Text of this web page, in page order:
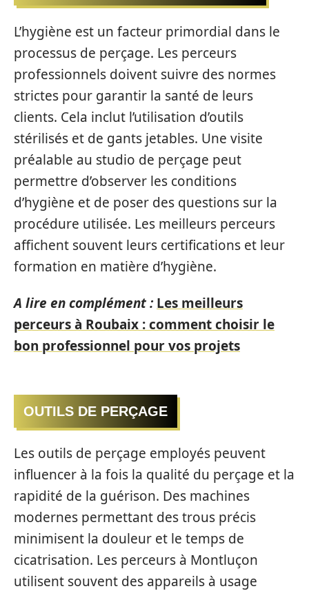
L’hygiène est un facteur primordial dans le
processus de perçage. Les perceurs
professionnels doivent suivre des normes
strictes pour garantir la santé de leurs
clients. Cela inclut l’utilisation d’outils
stérilisés et de gants jetables. Une visite
préalable au studio de perçage peut
permettre d’observer les conditions
d’hygiène et de poser des questions sur la
procédure utilisée. Les meilleurs perceurs
affichent souvent leurs certifications et leur
formation en matière d’hygiène.
A lire en complément : Les meilleurs
perceurs à Roubaix : comment choisir le
bon professionnel pour vos projets
OUTILS DE PERÇAGE
Les outils de perçage employés peuvent
influencer à la fois la qualité du perçage et la
rapidité de la guérison. Des machines
modernes permettant des trous précis
minimisent la douleur et le temps de
cicatrisation. Les perceurs à Montluçon
utilisent souvent des appareils à usage